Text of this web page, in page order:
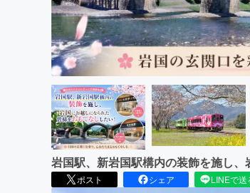
岩国駅、新岩国駅構内の装飾を施し
ポスト シェア LINEで送